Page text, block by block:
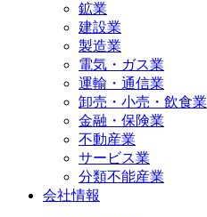
鉱業
建設業
製造業
電気・ガス業
運輸・通信業
卸売・小売・飲食業
金融・保険業
不動産業
サービス業
分類不能産業
会社情報